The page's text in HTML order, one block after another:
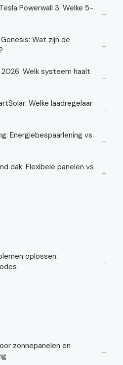
Powerwall 3: Welke 5-
→
Wat zijn de
→
2026: Welk systeem haalt
→
Welke laadregelaar
→
Energiebespaarlening vs
→
dak: Flexibele panelen vs
→
oplossen:
→
zonnepanelen en
→